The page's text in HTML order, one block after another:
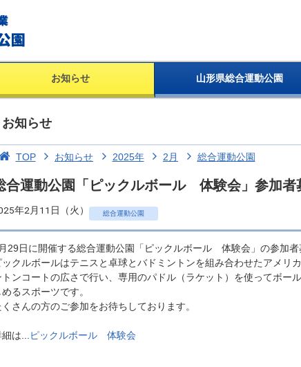
お知らせ 山形県総合運動公園
お知らせ
TOP お知らせ 2025年 2月 総合運動公園
合運動公園「ピックルボール 体験会」参加者
年2月11日（火） 総合運動公園
29日に開催する総合運動公園「ピックルボール 体験会」の参加者
ックルボールはテニスと卓球とバドミントンを組み合わせたアメリ
トンコートの広さで行い、専用のパドル（ラケット）を使ってボー
るスポーツです。
くさんの方のご参加をお待ちしております。
は... ピックルボール 体験会